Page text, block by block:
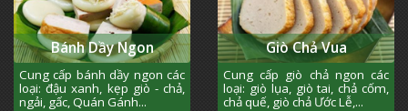
Bánh Dầy Ngon
Cung cấp bánh dầy ngon các
loại: đậu xanh, kẹp giò - chả,
ngải, gấc, Quán Gánh...
Giò Chả Vua
Cung cấp giò chả ngon các
loại: giò lụa, giò tai, chả cốm,
chả quế, giò chả Ước Lễ,...